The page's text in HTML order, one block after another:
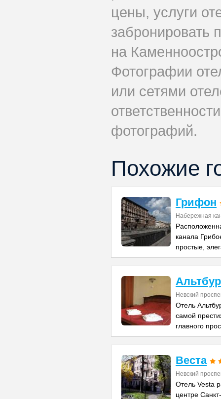
цены, услуги
забронировать
на
Фотографии
или сетями
фотографий.
Похожие
Грифон
Набережная
канала
простые,
Невский
Отель
самой
главного
Веста
Невский
Отель Vesta
центре